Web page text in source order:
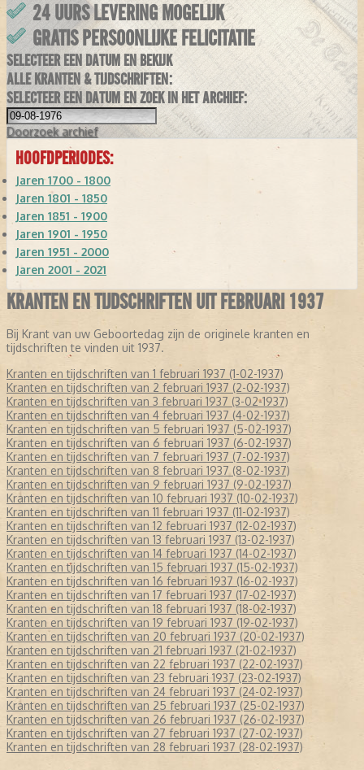
24 UURS LEVERING MOGELIJK
GRATIS PERSOONLIJKE FELICITATIE
SELECTEER EEN DATUM EN BEKIJK
ALLE KRANTEN & TIJDSCHRIFTEN:
SELECTEER EEN DATUM EN ZOEK IN HET ARCHIEF:
Doorzoek archief
HOOFDPERIODES:
Jaren 1700 - 1800
Jaren 1801 - 1850
Jaren 1851 - 1900
Jaren 1901 - 1950
Jaren 1951 - 2000
Jaren 2001 - 2021
KRANTEN EN TIJDSCHRIFTEN UIT FEBRUARI 1937
Bij Krant van uw Geboortedag zijn de originele kranten en
tijdschriften te vinden uit 1937.
Kranten en tijdschriften van 1 februari 1937 (1-02-1937)
Kranten en tijdschriften van 2 februari 1937 (2-02-1937)
Kranten en tijdschriften van 3 februari 1937 (3-02-1937)
Kranten en tijdschriften van 4 februari 1937 (4-02-1937)
Kranten en tijdschriften van 5 februari 1937 (5-02-1937)
Kranten en tijdschriften van 6 februari 1937 (6-02-1937)
Kranten en tijdschriften van 7 februari 1937 (7-02-1937)
Kranten en tijdschriften van 8 februari 1937 (8-02-1937)
Kranten en tijdschriften van 9 februari 1937 (9-02-1937)
Kranten en tijdschriften van 10 februari 1937 (10-02-1937)
Kranten en tijdschriften van 11 februari 1937 (11-02-1937)
Kranten en tijdschriften van 12 februari 1937 (12-02-1937)
Kranten en tijdschriften van 13 februari 1937 (13-02-1937)
Kranten en tijdschriften van 14 februari 1937 (14-02-1937)
Kranten en tijdschriften van 15 februari 1937 (15-02-1937)
Kranten en tijdschriften van 16 februari 1937 (16-02-1937)
Kranten en tijdschriften van 17 februari 1937 (17-02-1937)
Kranten en tijdschriften van 18 februari 1937 (18-02-1937)
Kranten en tijdschriften van 19 februari 1937 (19-02-1937)
Kranten en tijdschriften van 20 februari 1937 (20-02-1937)
Kranten en tijdschriften van 21 februari 1937 (21-02-1937)
Kranten en tijdschriften van 22 februari 1937 (22-02-1937)
Kranten en tijdschriften van 23 februari 1937 (23-02-1937)
Kranten en tijdschriften van 24 februari 1937 (24-02-1937)
Kranten en tijdschriften van 25 februari 1937 (25-02-1937)
Kranten en tijdschriften van 26 februari 1937 (26-02-1937)
Kranten en tijdschriften van 27 februari 1937 (27-02-1937)
Kranten en tijdschriften van 28 februari 1937 (28-02-1937)